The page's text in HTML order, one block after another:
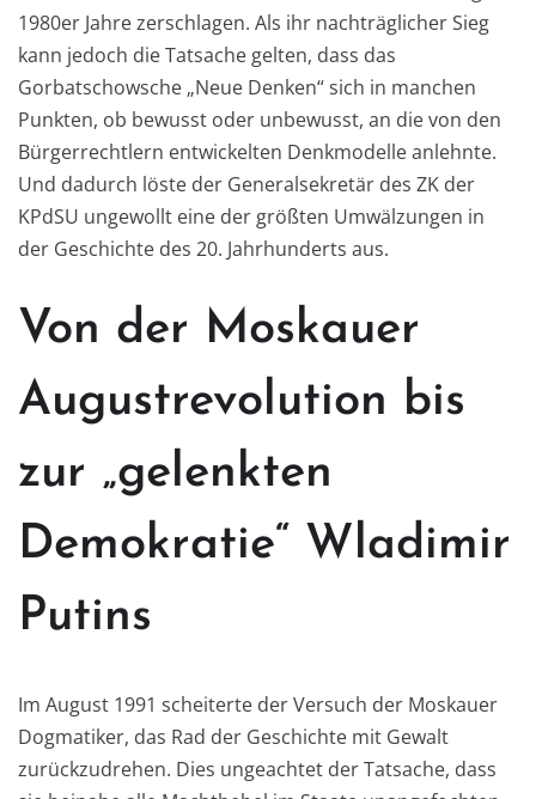
1980er Jahre zerschlagen. Als ihr nachträglicher Sieg
kann jedoch die Tatsache gelten, dass das
Gorbatschowsche „Neue Denken“ sich in manchen
Punkten, ob bewusst oder unbewusst, an die von den
Bürgerrechtlern entwickelten Denkmodelle anlehnte.
Und dadurch löste der Generalsekretär des ZK der
KPdSU ungewollt eine der größten Umwälzungen in
der Geschichte des 20. Jahrhunderts aus.
Von der Moskauer
Augustrevolution bis
zur „gelenkten
Demokratie“ Wladimir
Putins
Im August 1991 scheiterte der Versuch der Moskauer
Dogmatiker, das Rad der Geschichte mit Gewalt
zurückzudrehen. Dies ungeachtet der Tatsache, dass